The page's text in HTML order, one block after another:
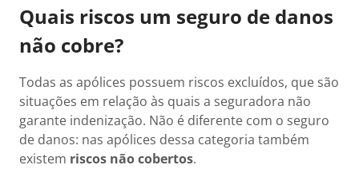
Quais riscos um seguro de danos
não cobre?
Todas as apólices possuem riscos excluídos, que são
situações em relação às quais a seguradora não
garante indenização. Não é diferente com o seguro
de danos: nas apólices dessa categoria também
existem riscos não cobertos.